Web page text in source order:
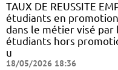
TAUX DE REUSSITE
étudiants en
dans le métier visé par
étudiants hors
u
18/05/2026 18:36